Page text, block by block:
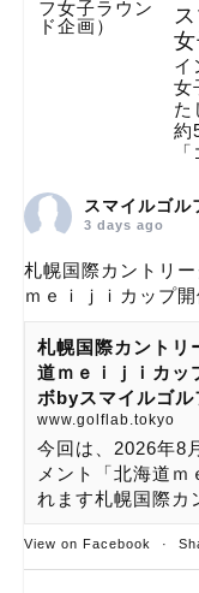
イ
女
た
約
スマイルゴル
3 days ago
札幌国際カントリ
ｍｅｉｊｉカップ
札幌国際カントリ
道ｍｅｉｊｉカッ
ボbyスマイルゴ
www.golflab.tokyo
今回は、2026年8
メント「北海道ｍ
れます札幌国際カ
View on Facebook ·